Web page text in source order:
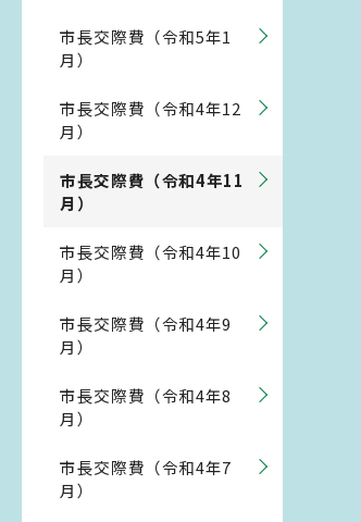
市長交際費（令和5年1
月）
市長交際費（令和4年12
月）
市長交際費（令和4年11
月）
市長交際費（令和4年10
月）
市長交際費（令和4年9
月）
市長交際費（令和4年8
月）
市長交際費（令和4年7
月）